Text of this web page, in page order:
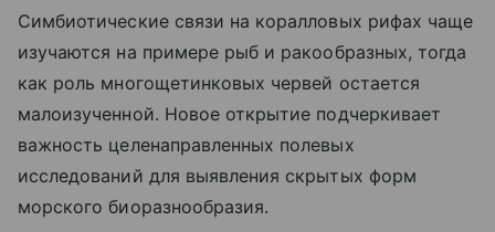
Симбиотические связи на коралловых рифах чаще
изучаются на примере рыб и ракообразных, тогда
как роль многощетинковых червей остается
малоизученной. Новое открытие подчеркивает
важность целенаправленных полевых
исследований для выявления скрытых форм
морского биоразнообразия.